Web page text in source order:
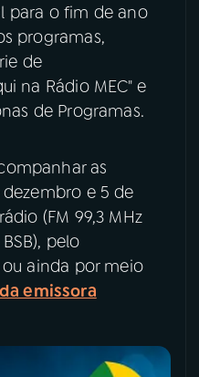
Facebook
X
para o fim de ano
programas,
de
na Rádio MEC" e
de Programas.
as
e 5 de
(FM 99,3 MHz
pelo
ainda por meio
emissora